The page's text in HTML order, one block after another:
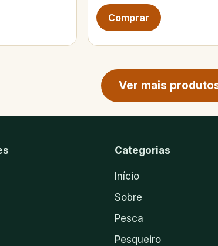
Ver mais
Categorias
Início
Sobre
Pesca
Pesqueiro